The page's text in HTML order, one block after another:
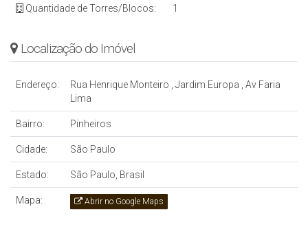
Quantidade de Torres/Blocos: 1
Localização do Imóvel
Endereço: Rua Henrique Monteiro , Jardim Europa , Av Faria
Lima
Bairro: Pinheiros
Cidade: São Paulo
Estado: São Paulo, Brasil
Mapa: Abrir no Google Maps